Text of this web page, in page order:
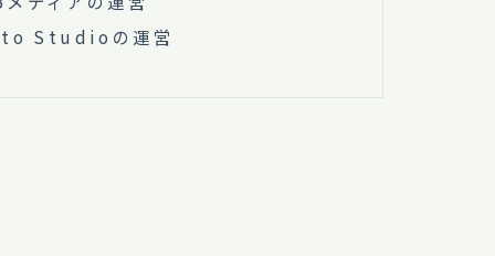
Studioの運営